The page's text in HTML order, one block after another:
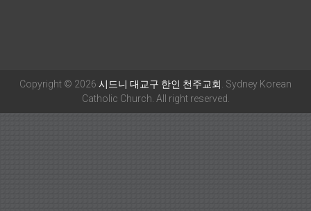
Copyright © 2026 시드니 대교구 한인 천주교회 . Sydney Korean
Catholic Church. All right reserved.